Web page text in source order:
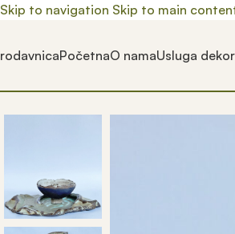
Skip to navigation Skip to main
PočetnaO namaUsluga
Почетна/ Prodavnica/ Proizvedeno u